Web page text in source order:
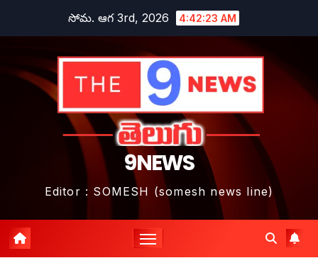
సోమ. ఆగ 3rd, 2026 4:42:23 AM
9NEWS
Editor : SOMESH (somesh news line)